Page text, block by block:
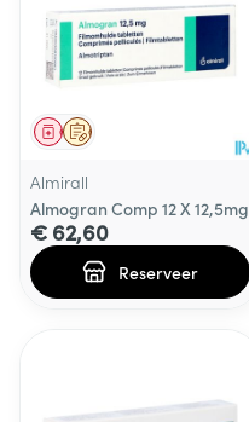
Op voorschrift
Geneesmiddel
Almirall
Almogran Comp 12 X 12,5mg
€ 62,60
Reserveer